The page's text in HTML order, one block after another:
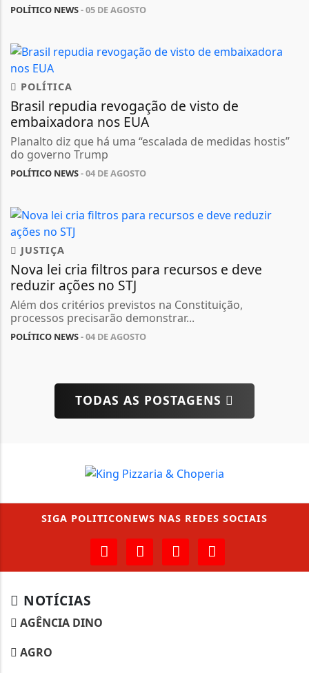
POLÍTICO NEWS- 05 DE AGOSTO
POLÍTICA
Brasil repudia revogação de visto de
embaixadora nos EUA
Planalto diz que há uma “escalada de medidas hostis”
do governo Trump
POLÍTICO NEWS- 04 DE AGOSTO
JUSTIÇA
Nova lei cria filtros para recursos e deve
reduzir ações no STJ
Além dos critérios previstos na Constituição,
processos precisarão demonstrar...
POLÍTICO NEWS- 04 DE AGOSTO
TODAS AS POSTAGENS
SIGA POLITICONEWS NAS REDES SOCIAIS
NOTÍCIAS
AGÊNCIA DINO
AGRO